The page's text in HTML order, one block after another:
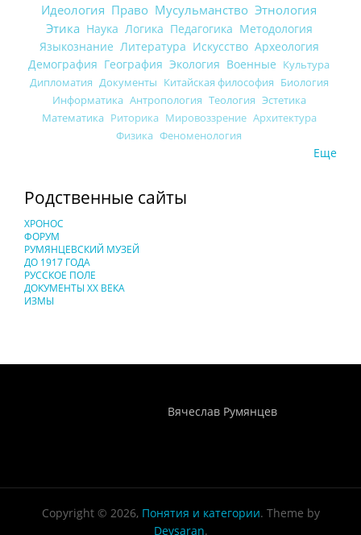
Идеология Право Мусульманство Этнология
Этика Наука Логика Педагогика Методология
Языкознание Литература Искусство Археология
Демография География Экология Военные Культура
Дипломатия Документы Китайская философия Биология
Информатика Антропология Теология Эстетика
Математика Риторика Мировоззрение Архитектура
Физика Феноменология
Еще
Родственные сайты
ХРОНОС
ФОРУМ
РУМЯНЦЕВСКИЙ МУЗЕЙ
ДО 1917 ГОДА
РУССКОЕ ПОЛЕ
ДОКУМЕНТЫ XX ВЕКА
ИЗМЫ
Вячеслав Румянцев
Copyright © 2026, Понятия и категории. Theme by
Devsaran.